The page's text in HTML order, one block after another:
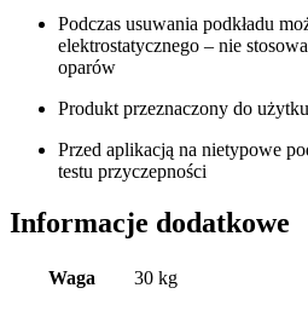
Podczas usuwania podkładu
elektrostatycznego – nie
oparów
Produkt przeznaczony do
Przed aplikacją na nietypowe
testu przyczepności
Informacje dodatkowe
Waga 30 kg